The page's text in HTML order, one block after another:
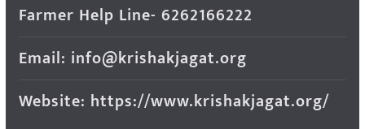
Farmer Help Line- 6262166222
Email: info@krishakjagat.org
Website: https://www.krishakjagat.org/